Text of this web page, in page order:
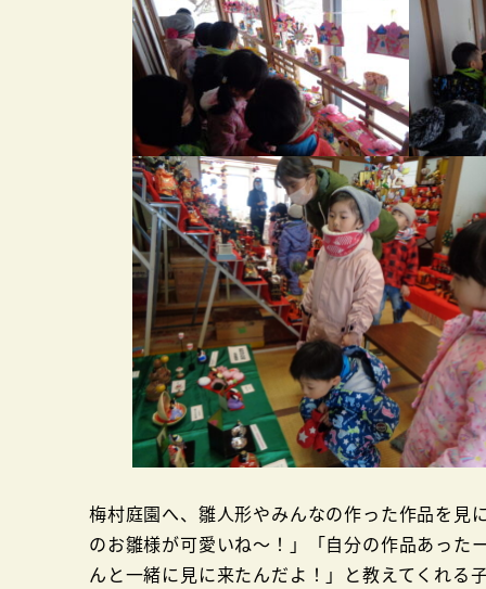
梅村庭園へ、雛人形やみんなの作った作品を見
のお雛様が可愛いね～！」「自分の作品あった
んと一緒に見に来たんだよ！」と教えてくれる